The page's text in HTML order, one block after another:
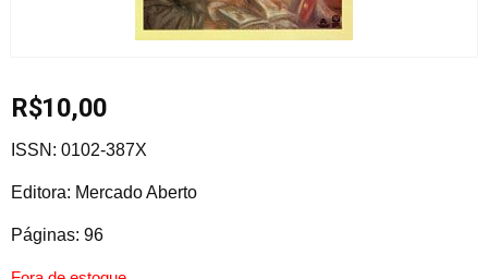
R$10,00
ISSN: 0102-387X
Editora: Mercado Aberto
Páginas: 96